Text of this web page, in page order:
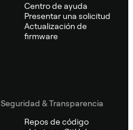
Centro de ayuda
Presentar una solicitud
Actualización de
firmware
Seguridad & Transparencia
Repos de código